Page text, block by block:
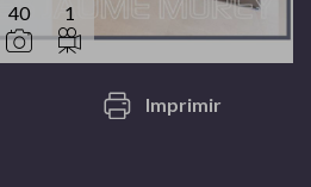
40 1
Imprimir